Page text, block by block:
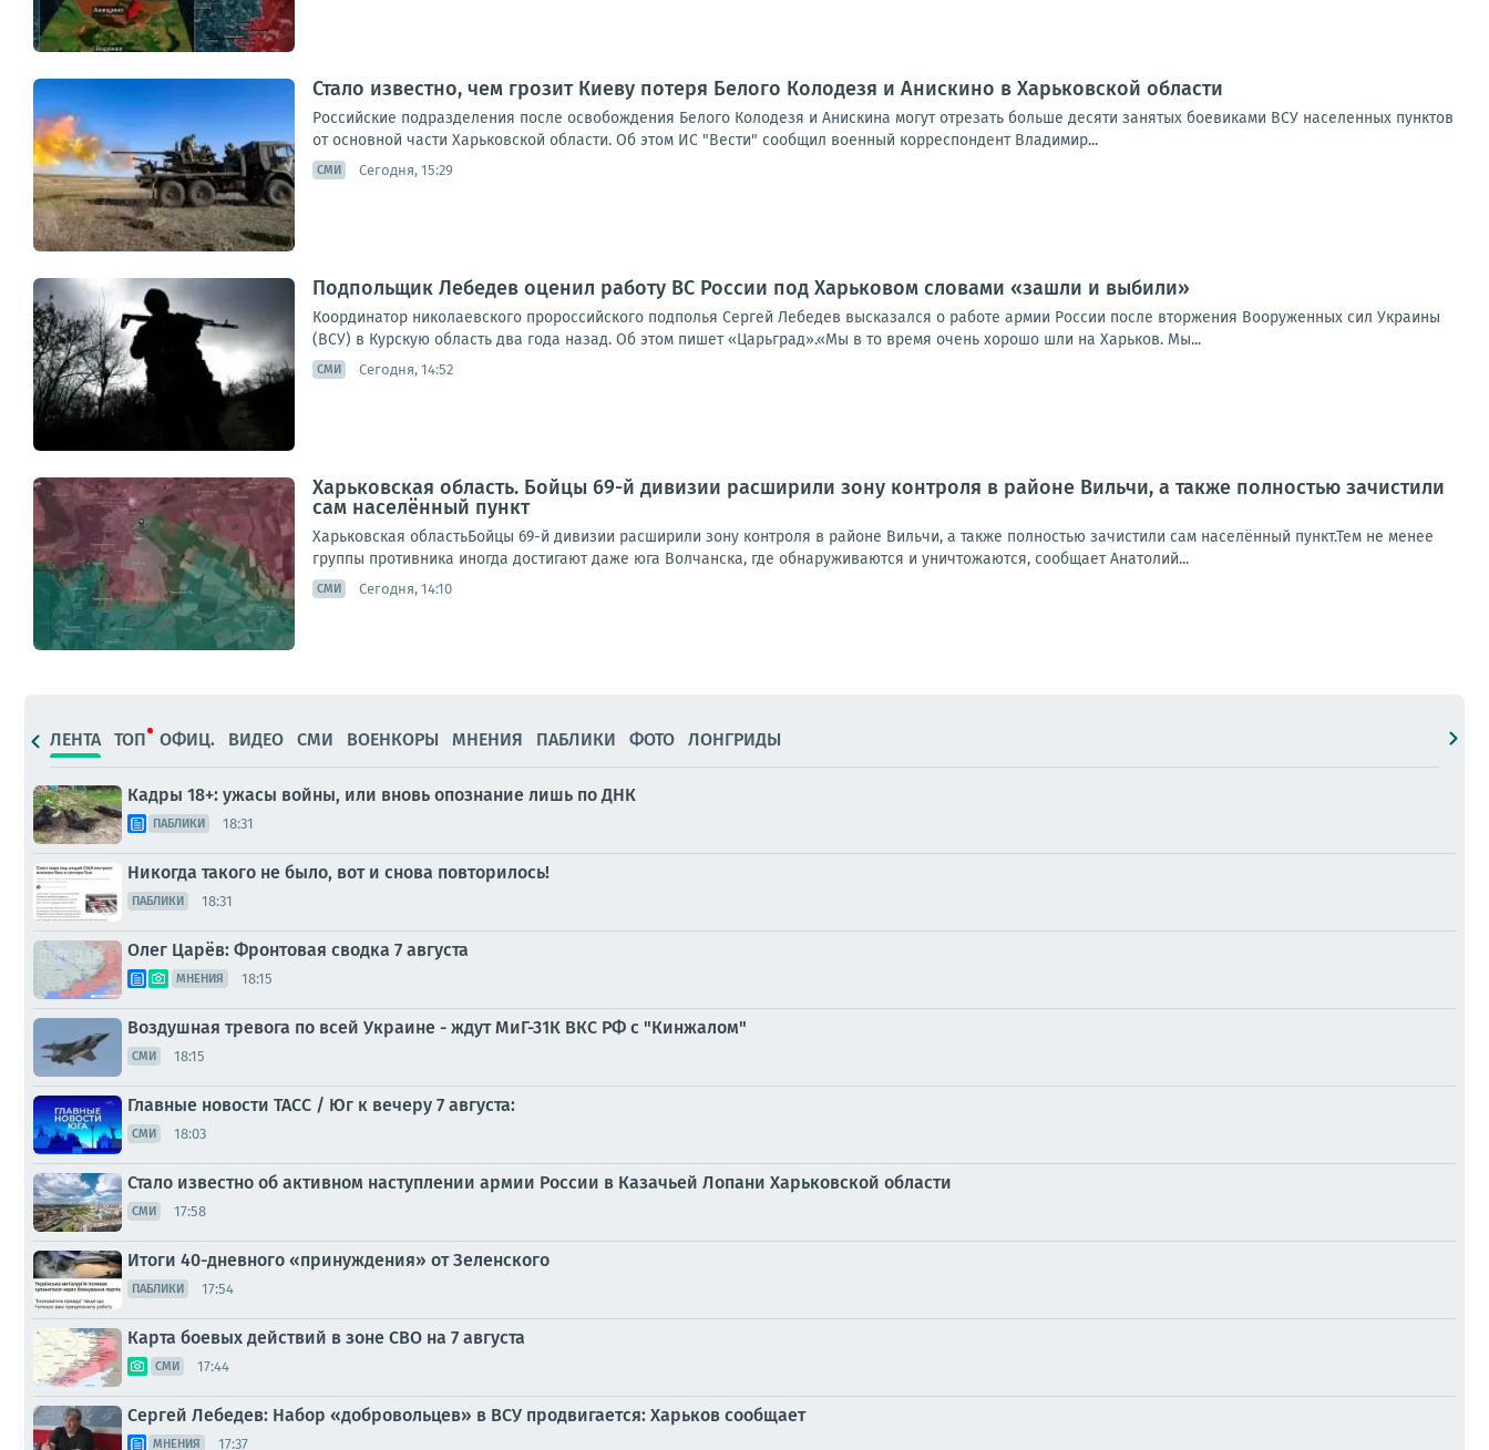
Стало известно, чем грозит Киеву потеря Белого Колодезя и Анискино в Харьковской области
Российские подразделения после освобождения Белого Колодезя и Анискина могут отрезать больше десяти занятых боевиками ВСУ населенных пунктов
от основной части Харьковской области. Об этом ИС "Вести" сообщил военный корреспондент Владимир...
СМИ Сегодня, 15:29
Подпольщик Лебедев оценил работу ВС России под Харьковом словами «зашли и выбили»
Координатор николаевского пророссийского подполья Сергей Лебедев высказался о работе армии России после вторжения Вооруженных сил Украины
(ВСУ) в Курскую область два года назад. Об этом пишет «Царьград».«Мы в то время очень хорошо шли на Харьков. Мы...
СМИ Сегодня, 14:52
Харьковская область. Бойцы 69-й дивизии расширили зону контроля в районе Вильчи, а также полностью зачистили
сам населённый пункт
Харьковская областьБойцы 69-й дивизии расширили зону контроля в районе Вильчи, а также полностью зачистили сам населённый пункт.Тем не менее
группы противника иногда достигают даже юга Волчанска, где обнаруживаются и уничтожаются, сообщает Анатолий...
СМИ Сегодня, 14:10
ЛЕНТА ТОП ОФИЦ. ВИДЕО СМИ ВОЕНКОРЫ МНЕНИЯ ПАБЛИКИ ФОТО ЛОНГРИДЫ
Кадры 18+: ужасы войны, или вновь опознание лишь по ДНК
ПАБЛИКИ 18:31
Никогда такого не было, вот и снова повторилось!
ПАБЛИКИ 18:31
Олег Царёв: Фронтовая сводка 7 августа
МНЕНИЯ 18:15
Воздушная тревога по всей Украине - ждут МиГ-31К ВКС РФ с "Кинжалом"
СМИ 18:15
Главные новости ТАСС / Юг к вечеру 7 августа:
СМИ 18:03
Стало известно об активном наступлении армии России в Казачьей Лопани Харьковской области
СМИ 17:58
Итоги 40-дневного «принуждения» от Зеленского
ПАБЛИКИ 17:54
Карта боевых действий в зоне СВО на 7 августа
СМИ 17:44
Сергей Лебедев: Набор «добровольцев» в ВСУ продвигается: Харьков сообщает
МНЕНИЯ 17:37